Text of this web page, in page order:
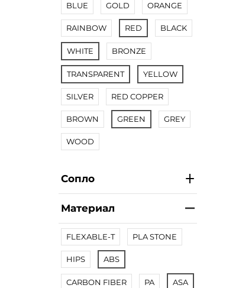
BLUE GOLD ORANGE
RAINBOW RED BLACK
WHITE BRONZE
TRANSPARENT YELLOW
SILVER RED COPPER
BROWN GREEN GREY
WOOD
Сопло
Материал
FLEXABLE-T PLA STONE
HIPS ABS
CARBON FIBER PA ASA